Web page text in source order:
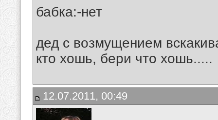
бабка:-нет
дед с возмущением
кто хошь, бери что хошь.....
12.07.2011, 00:49